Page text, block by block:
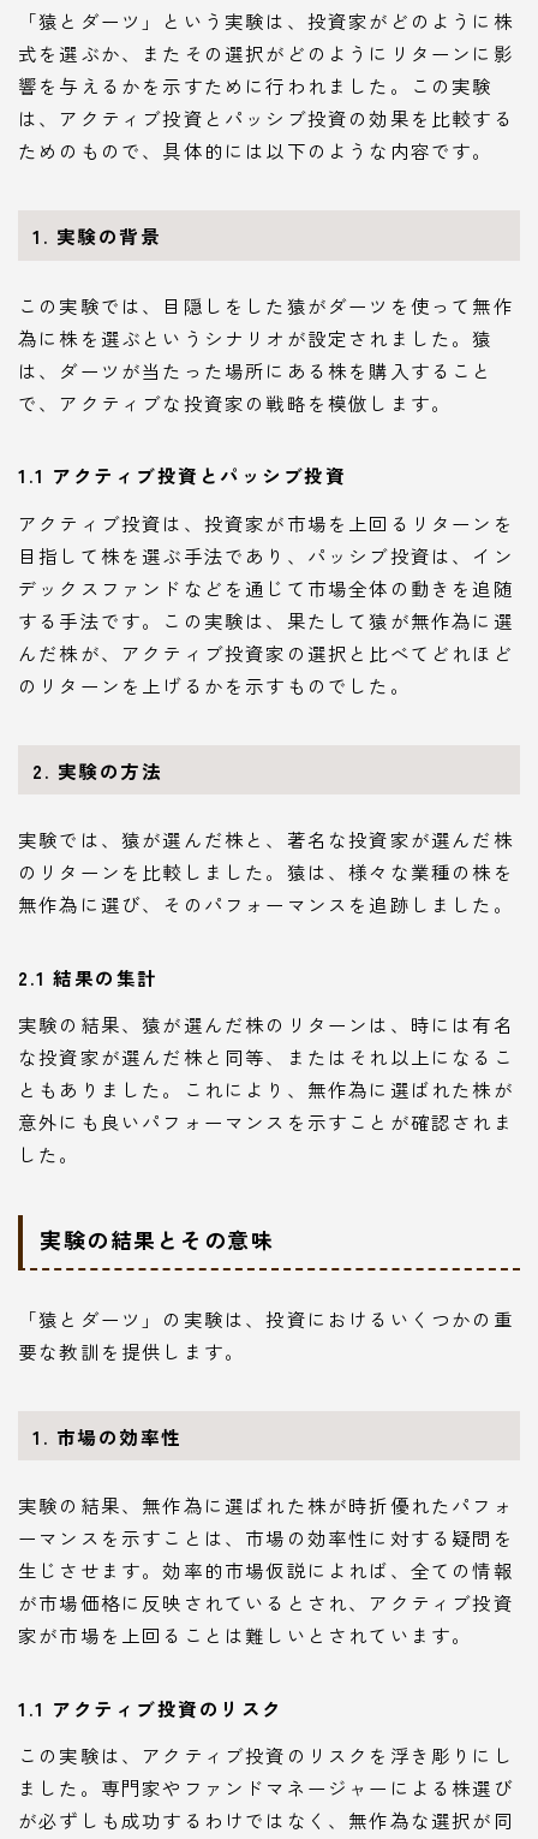
「猿とダーツ」という実験は、投資家がどのように株
式を選ぶか、またその選択がどのようにリターンに影
響を与えるかを示すために行われました。この実験
は、アクティブ投資とパッシブ投資の効果を比較する
ためのもので、具体的には以下のような内容です。
1. 実験の背景
この実験では、目隠しをした猿がダーツを使って無作
為に株を選ぶというシナリオが設定されました。猿
は、ダーツが当たった場所にある株を購入すること
で、アクティブな投資家の戦略を模倣します。
1.1 アクティブ投資とパッシブ投資
アクティブ投資は、投資家が市場を上回るリターンを
目指して株を選ぶ手法であり、パッシブ投資は、イン
デックスファンドなどを通じて市場全体の動きを追随
する手法です。この実験は、果たして猿が無作為に選
んだ株が、アクティブ投資家の選択と比べてどれほど
のリターンを上げるかを示すものでした。
2. 実験の方法
実験では、猿が選んだ株と、著名な投資家が選んだ株
のリターンを比較しました。猿は、様々な業種の株を
無作為に選び、そのパフォーマンスを追跡しました。
2.1 結果の集計
実験の結果、猿が選んだ株のリターンは、時には有名
な投資家が選んだ株と同等、またはそれ以上になるこ
ともありました。これにより、無作為に選ばれた株が
意外にも良いパフォーマンスを示すことが確認されま
した。
実験の結果とその意味
「猿とダーツ」の実験は、投資におけるいくつかの重
要な教訓を提供します。
1. 市場の効率性
実験の結果、無作為に選ばれた株が時折優れたパフォ
ーマンスを示すことは、市場の効率性に対する疑問を
生じさせます。効率的市場仮説によれば、全ての情報
が市場価格に反映されているとされ、アクティブ投資
家が市場を上回ることは難しいとされています。
1.1 アクティブ投資のリスク
この実験は、アクティブ投資のリスクを浮き彫りにし
ました。専門家やファンドマネージャーによる株選び
が必ずしも成功するわけではなく、無作為な選択が同